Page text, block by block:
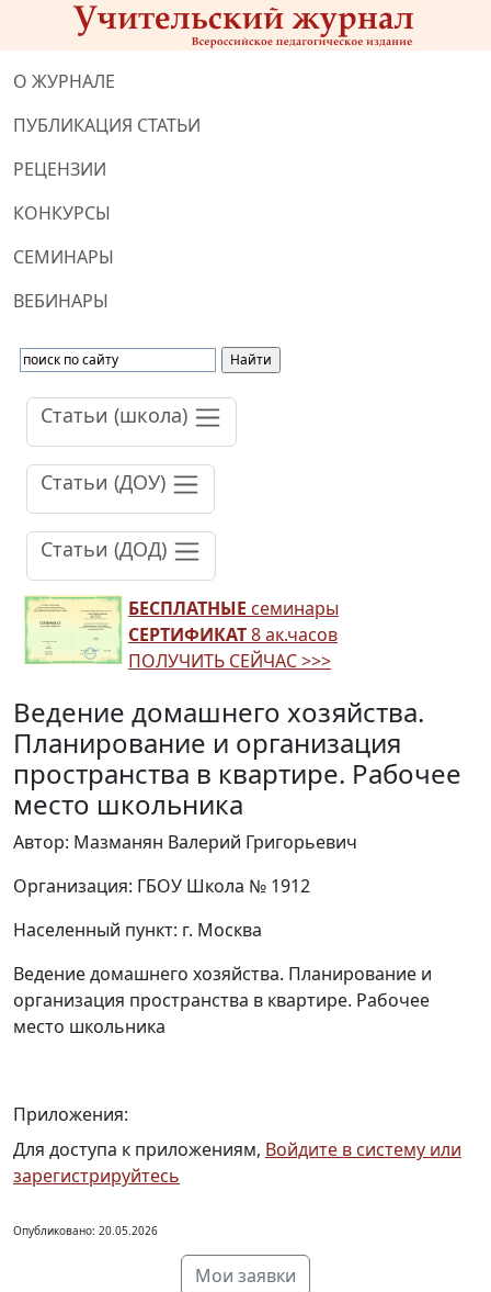
О ЖУРНАЛЕ
ПУБЛИКАЦИЯ СТАТЬИ
РЕЦЕНЗИИ
КОНКУРСЫ
СЕМИНАРЫ
ВЕБИНАРЫ
Статьи (школа)
Статьи (ДОУ)
Статьи (ДОД)
БЕСПЛАТНЫЕ семинары
СЕРТИФИКАТ8 ак.часов
ПОЛУЧИТЬ СЕЙЧАС >>>
Ведение домашнего хозяйства.
Планирование и организация
пространства в квартире. Рабочее
место школьника
Автор: Мазманян Валерий Григорьевич
Организация: ГБОУ Школа № 1912
Населенный пункт: г. Москва
Ведение домашнего хозяйства. Планирование и
организация пространства в квартире. Рабочее
место школьника
Приложения:
Для доступа к приложениям, Войдите в систему или
зарегистрируйтесь
Опубликовано: 20.05.2026
Мои заявки